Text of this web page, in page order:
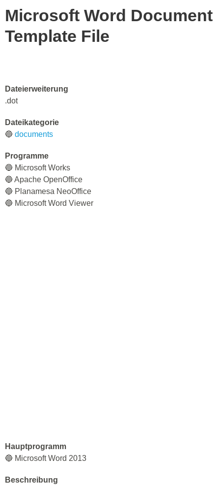
Microsoft Word Document
Template File
Dateierweiterung
.dot
Dateikategorie
🔵 documents
Programme
🔵 Microsoft Works
🔵 Apache OpenOffice
🔵 Planamesa NeoOffice
🔵 Microsoft Word Viewer
Hauptprogramm
🔵 Microsoft Word 2013
Beschreibung